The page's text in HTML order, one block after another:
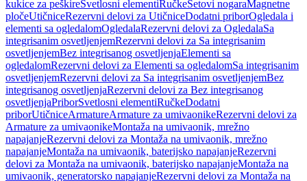
kukice za peškireSvetlosni elementiRučkeSetovi nogaraMagnetne
pločeUtičniceRezervni delovi za UtičniceDodatni priborOgledala i
elementi sa ogledalomOgledalaRezervni delovi za OgledalaSa
integrisanim osvetljenjemRezervni delovi za Sa integrisanim
osvetljenjemBez integrisanog osvetljenjaElementi sa
ogledalomRezervni delovi za Elementi sa ogledalomSa integrisanim
osvetljenjemRezervni delovi za Sa integrisanim osvetljenjemBez
integrisanog osvetljenjaRezervni delovi za Bez integrisanog
osvetljenjaPriborSvetlosni elementiRučkeDodatni
priborUtičniceArmatureArmature za umivaonikeRezervni delovi za
Armature za umivaonikeMontaža na umivaonik, mrežno
napajanjeRezervni delovi za Montaža na umivaonik, mrežno
napajanjeMontaža na umivaonik, baterijsko napajanjeRezervni
delovi za Montaža na umivaonik, baterijsko napajanjeMontaža na
umivaonik, generatorsko napajanjeRezervni delovi za Montaža na